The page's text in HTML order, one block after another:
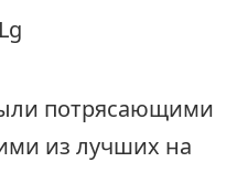
потрясающими
из лучших на